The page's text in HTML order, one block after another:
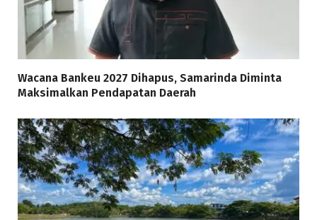
Wacana Bankeu 2027 Dihapus, Samarinda Diminta
Maksimalkan Pendapatan Daerah